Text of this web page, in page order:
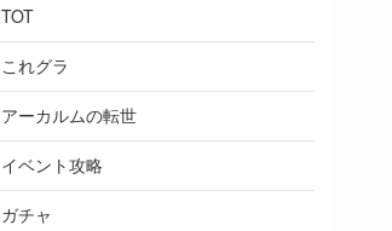
TOT
これグラ
アーカルムの転世
イベント攻略
ガチャ